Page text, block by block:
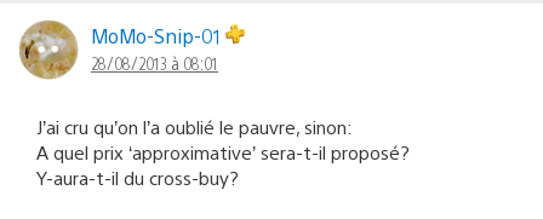
MoMo-Snip-01
28/08/2013 à 08:01
J’ai cru qu’on l’a oublié le pauvre, sinon:
A quel prix ‘approximative’ sera-t-il proposé?
Y-aura-t-il du cross-buy?